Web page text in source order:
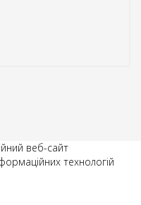
веб-сайт
технологій